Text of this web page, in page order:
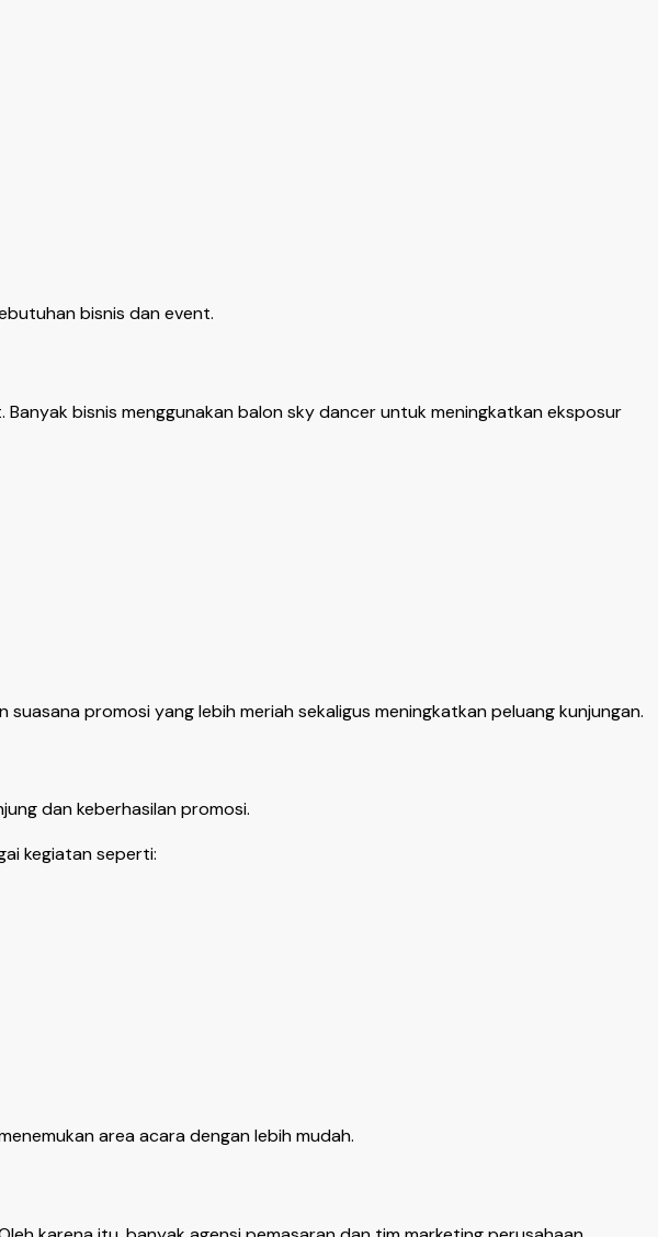
bisnis dan event.
bisnis menggunakan balon sky dancer untuk meningkatkan eksposur
promosi yang lebih meriah sekaligus meningkatkan peluang kunjungan.
dan keberhasilan promosi.
kegiatan seperti:
area acara dengan lebih mudah.